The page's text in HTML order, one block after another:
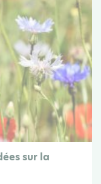
sur la